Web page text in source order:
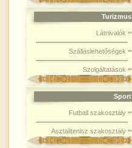
Turizmus
Látnivalók
Szálláslehetőségek
Szolgáltatások
Sport
Futball szakosztály
Asztalitenisz szakosztály